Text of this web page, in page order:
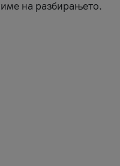
на разбирањето.